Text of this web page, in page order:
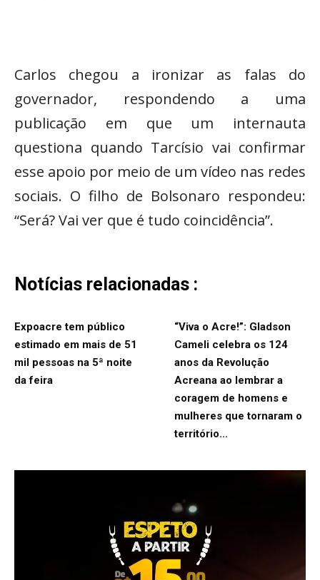
Carlos chegou a ironizar as falas do
governador, respondendo a uma
publicação em que um internauta
questiona quando Tarcísio vai confirmar
esse apoio por meio de um vídeo nas redes
sociais. O filho de Bolsonaro respondeu:
“Será? Vai ver que é tudo coincidência”.
Notícias relacionadas :
Expoacre tem público
estimado em mais de 51
mil pessoas na 5ª noite
da feira
“Viva o Acre!”: Gladson
Cameli celebra os 124
anos da Revolução
Acreana ao lembrar a
coragem de homens e
mulheres que tornaram o
território...